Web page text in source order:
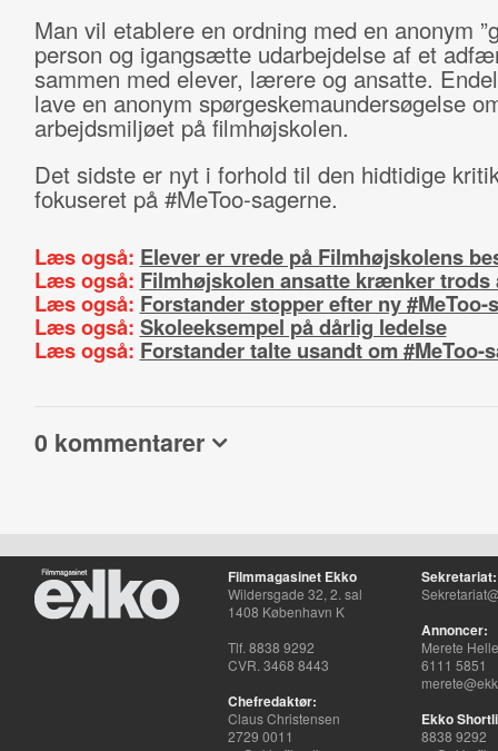
Man vil etablere en ordning med en anonym
person og igangsætte udarbejdelse af et
sammen med elever, lærere og ansatte.
lave en anonym spørgeskemaundersøgelse
arbejdsmiljøet på filmhøjskolen.
Det sidste er nyt i forhold til den hidtidige
fokuseret på #MeToo-sagerne.
Læs også: Elever er vrede på Filmhøjskolens
Læs også: Filmhøjskolen ansatte krænker trods
Læs også: Forstander stopper efter ny #MeToo-
Læs også: Skoleeksempel på dårlig ledelse
Læs også: Forstander talte usandt om #MeToo-
0 kommentarer
Filmmagasinet Ekko
Wildersgade 32, 2. sal
1408 København K
Tlf. 8838 9292
CVR. 3468 8443
Chefredaktør:
Claus Christensen
2729 0011
Sekretariat:
Annoncer:
Merete
6111 5851
Ekko
8838 9292